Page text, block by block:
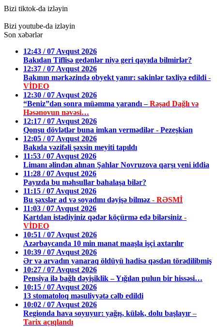
Bizi tiktok-da izləyin
Bizi youtube-da izləyin
Son xəbərlər
12:43 / 07 Avqust 2026
Bakıdan Tiflisə gedənlər niyə geri qayıda bilmirlər?
12:37 / 07 Avqust 2026
Bakının mərkəzində obyekt yanır: sakinlər təxliyə edildi -
VİDEO
12:30 / 07 Avqust 2026
“Beniz”dən sonra müəmma yarandı –Rəşad Dağlı və
Həsənovun nəvəsi…
12:17 / 07 Avqust 2026
Qonşu dövlətlər buna imkan vermədilər - Pezeşkian
12:05 / 07 Avqust 2026
Bakıda vəzifəli şəxsin meyiti tapıldı
11:53 / 07 Avqust 2026
Limanı əlindən alınan Şahlar Novruzova qarşı yeni iddia
11:28 / 07 Avqust 2026
Payızda bu məhsullar bahalaşa bilər?
11:15 / 07 Avqust 2026
Bu şəxslər ad və soyadını dəyişə bilməz - RƏSMİ
11:03 / 07 Avqust 2026
Kartdan istədiyiniz qədər köçürmə edə bilərsiniz -
VİDEO
10:51 / 07 Avqust 2026
Azərbaycanda 10 min manat maaşla işçi axtarılır
10:39 / 07 Avqust 2026
Ər və arvadın yanaraq öldüyü hadisə qəsdən törədilibmiş
10:27 / 07 Avqust 2026
Pensiya ilə bağlı dəyişiklik – Yığılan pulun bir hissəsi…
10:15 / 07 Avqust 2026
13 stomatoloq məsuliyyətə cəlb edildi
10:02 / 07 Avqust 2026
Regionda hava soyuyur: yağış, külək, dolu başlayır–
Tarix açıqlandı